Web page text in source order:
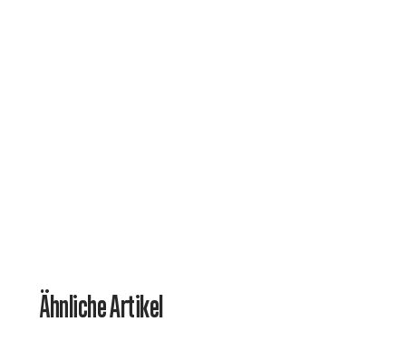
Ähnliche Artikel